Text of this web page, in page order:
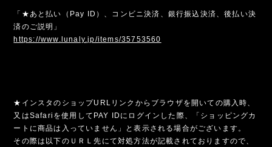
「★あと払い（Pay ID）、コンビニ決済、銀行振込決済、後払い決
済のご説明」
https://www.lunaly.jp/items/35753560
★インスタのショップURLリンクからブラウザを開いての購入時、
又はSafariを使用してPAY IDにログインした際、「ショッピングカ
ートに商品は入っていません」と表示される場合がございます。
その際は以下のＵＲＬ先にて対処方法が記載されておりますので、